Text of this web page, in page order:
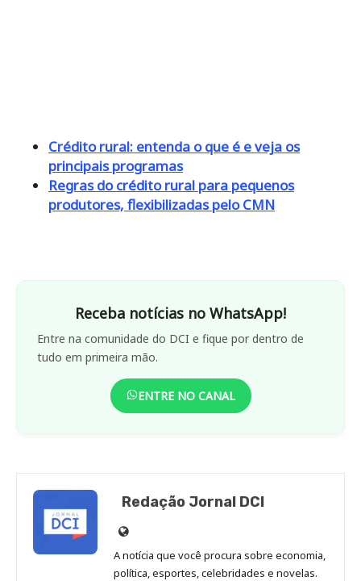
Crédito rural: entenda o que é e veja os
principais programas
Regras do crédito rural para pequenos
produtores, flexibilizadas pelo CMN
Receba notícias no WhatsApp!
Entre na comunidade do DCI e fique por dentro de
tudo em primeira mão.
ENTRE NO CANAL
Redação Jornal DCI
Site
de
Redação
A notícia que você procura sobre economia,
política, esportes, celebridades e novelas.